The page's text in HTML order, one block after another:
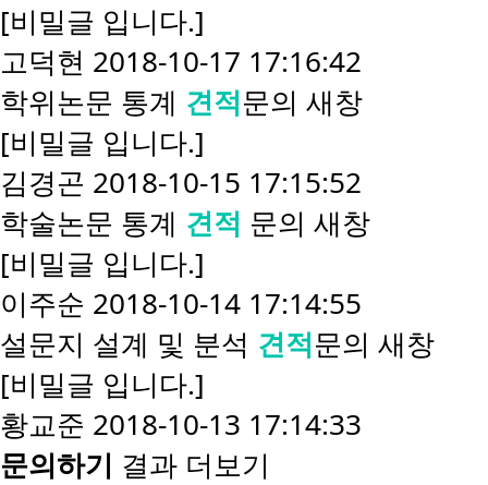
[비밀글 입니다.]
고덕현 2018-10-17 17:16:42
학위논문 통계 견적문의 새창
[비밀글 입니다.]
김경곤 2018-10-15 17:15:52
학술논문 통계 견적 문의 새창
[비밀글 입니다.]
이주순 2018-10-14 17:14:55
설문지 설계 및 분석 견적문의 새창
[비밀글 입니다.]
황교준 2018-10-13 17:14:33
문의하기 결과 더보기